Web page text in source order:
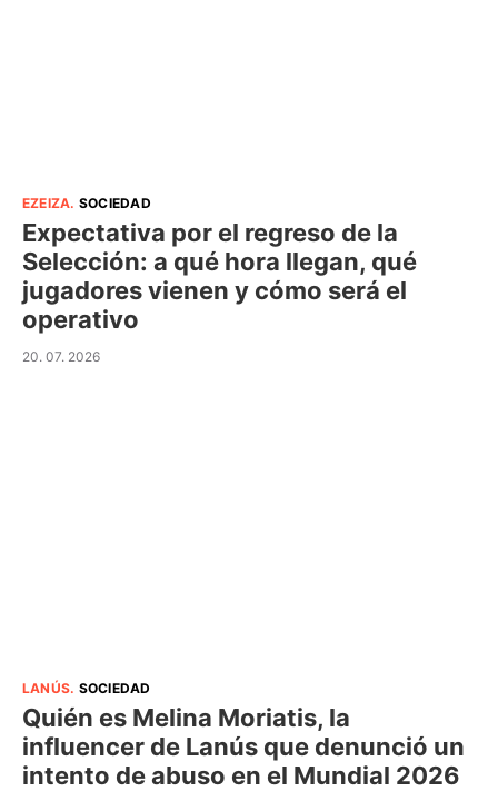
EZEIZA. SOCIEDAD
Expectativa por el regreso de la
Selección: a qué hora llegan, qué
jugadores vienen y cómo será el
operativo
20. 07. 2026
LANÚS. SOCIEDAD
Quién es Melina Moriatis, la
influencer de Lanús que denunció un
intento de abuso en el Mundial 2026